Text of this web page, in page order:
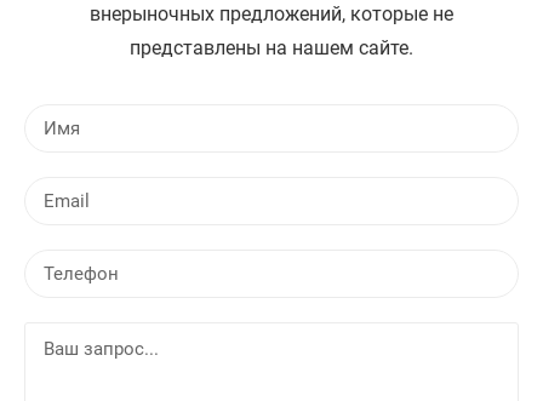
внерыночных предложений, которые не
представлены на нашем сайте.